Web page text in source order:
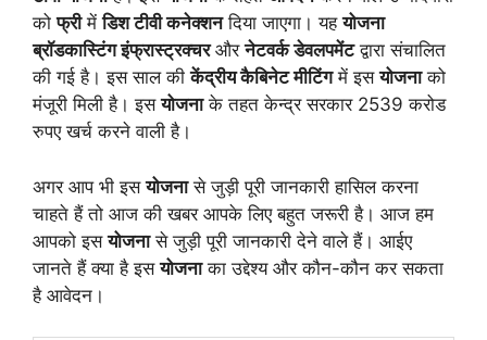
कोफ्रीमेंडिश टीवी कनेक्शनदिया जाएगा। यहयोजना
ब्रॉडकास्टिंग इंफ्रास्ट्रक्चरऔरनेटवर्क डेवलपमेंटद्वारा संचालित
की गई है। इस साल कीकेंद्रीय कैबिनेट मीटिंगमें इसयोजनाको
मंजूरी मिली है। इसयोजनाके तहत केन्द्र सरकार 2539 करोड
रुपए खर्च करने वाली है।
अगर आप भी इसयोजनासे जुड़ी पूरी जानकारी हासिल करना
चाहते हैं तो आज की खबर आपके लिए बहुत जरूरी है। आज हम
आपको इसयोजनासे जुड़ी पूरी जानकारी देने वाले हैं। आईए
जानते हैं क्या है इसयोजनाका उद्देश्य और कौन-कौन कर सकता
है आवेदन।